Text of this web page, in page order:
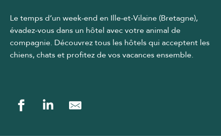
Le temps d’un week-end en Ille-et-Vilaine (Bretagne),
évadez-vous dans un hôtel avec votre animal de
compagnie. Découvrez tous les hôtels qui acceptent les
chiens, chats et profitez de vos vacances ensemble.